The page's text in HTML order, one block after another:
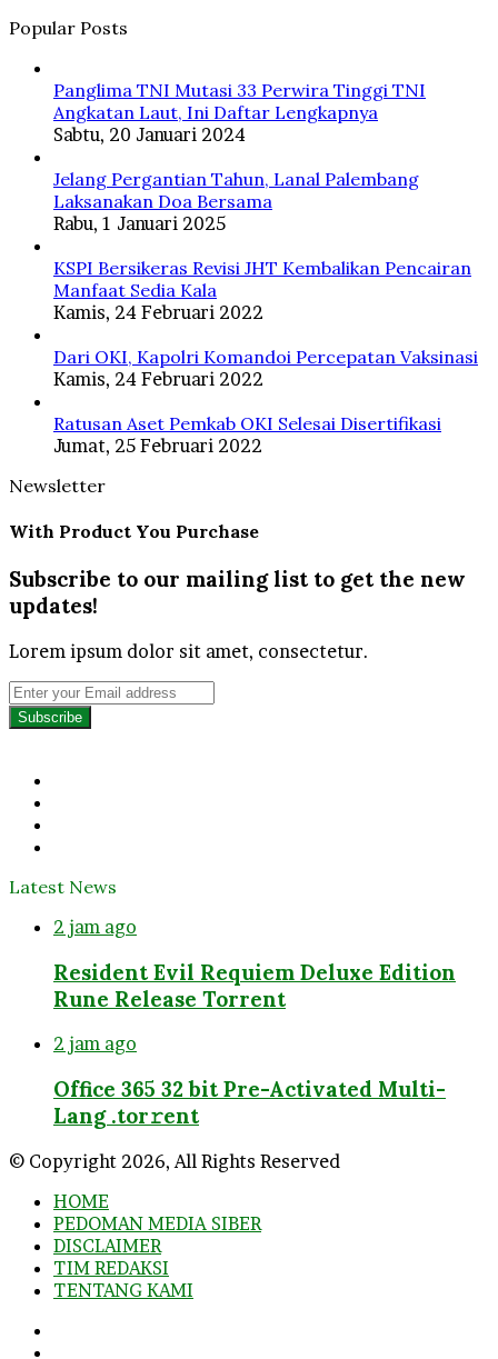
Popular Posts
Panglima TNI Mutasi 33 Perwira Tinggi TNI
Angkatan Laut, Ini Daftar Lengkapnya
Sabtu, 20 Januari 2024
Jelang Pergantian Tahun, Lanal Palembang
Laksanakan Doa Bersama
Rabu, 1 Januari 2025
KSPI Bersikeras Revisi JHT Kembalikan Pencairan
Manfaat Sedia Kala
Kamis, 24 Februari 2022
Dari OKI, Kapolri Komandoi Percepatan Vaksinasi
Kamis, 24 Februari 2022
Ratusan Aset Pemkab OKI Selesai Disertifikasi
Jumat, 25 Februari 2022
Newsletter
With Product You Purchase
Subscribe to our mailing list to get the new
updates!
Lorem ipsum dolor sit amet, consectetur.
Enter
your
Email
Latest News
2 jam ago
Resident Evil Requiem Deluxe Edition
Rune Release Torrent
2 jam ago
Office 365 32 bit Pre-Activated Multi-
Lang .tоr𝚛еnt
© Copyright 2026, All Rights Reserved
HOME
PEDOMAN MEDIA SIBER
DISCLAIMER
TIM REDAKSI
TENTANG KAMI